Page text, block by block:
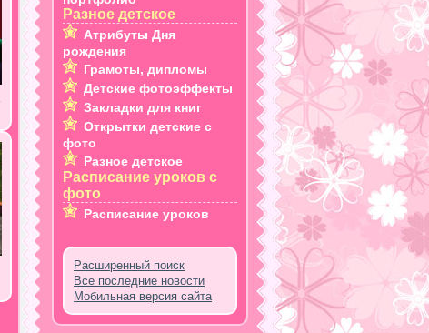
Разное детское
Атрибуты Дня
рождения
Грамоты, дипломы
Детские фотоэффекты
Закладки для книг
Открытки детские с
фото
Разное детское
Расписание уроков с
фото
Расписание уроков
Расширенный поиск
Все последние новости
Мобильная версия сайта